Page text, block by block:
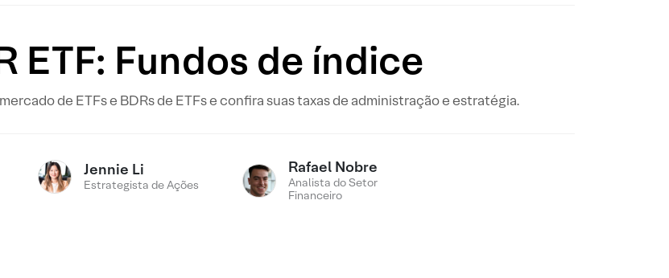
ETF: Fundos de índice
de ETFs e BDRs de ETFs e confira suas taxas de administração e estratégia.
Jennie Li
Estrategista de Ações
Rafael Nobre
Analista do Setor
Financeiro